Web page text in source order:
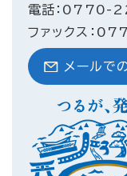
電話：0770-
ファックス：
メールで